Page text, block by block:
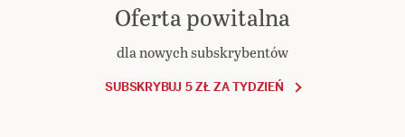
Oferta powitalna
dla nowych subskrybentów
SUBSKRYBUJ 5 ZŁ ZA TYDZIEŃ